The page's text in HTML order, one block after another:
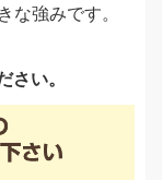
な強みです。
さい。